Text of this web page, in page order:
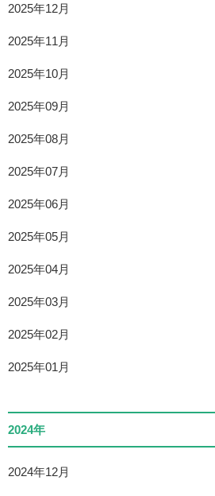
2025年12月
2025年11月
2025年10月
2025年09月
2025年08月
2025年07月
2025年06月
2025年05月
2025年04月
2025年03月
2025年02月
2025年01月
2024年
2024年12月